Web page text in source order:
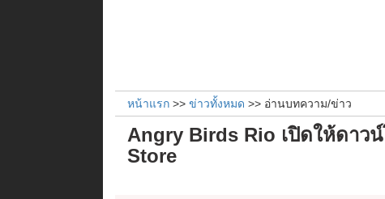
หน้าแรก >> ข่าวทั้งหมด >> อ่านบทความ/ข่าว
Angry Birds Rio เปิดให้ดาว
Store